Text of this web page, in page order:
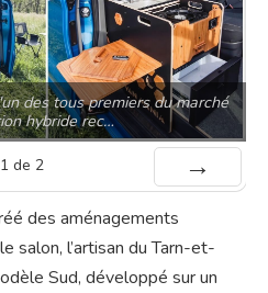
des tous premiers du marché
hybride rec…
1 de 2
des aménagements
salon, l’artisan du Tarn-et-
Sud, développé sur un